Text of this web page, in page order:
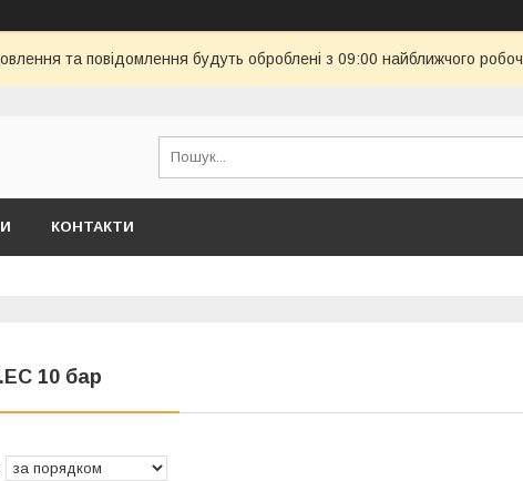
та повідомлення будуть оброблені з 09:00 найближчого
КОНТАКТИ
10 бар